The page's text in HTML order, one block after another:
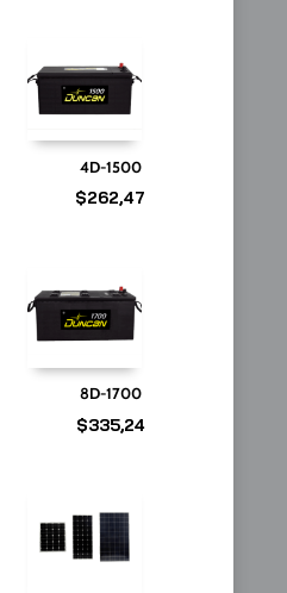
4D-1500
$262,47
8D-1700
$335,24